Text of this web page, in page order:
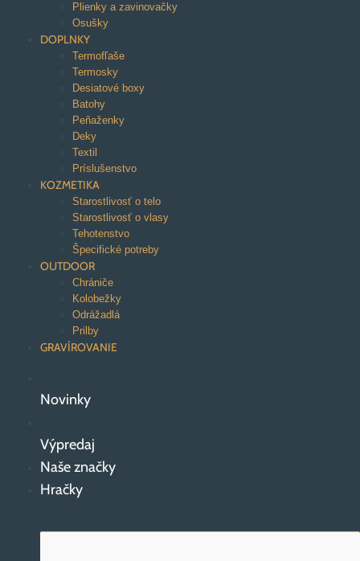
Plienky a zavinovačky
Osušky
DOPLNKY
Termofľaše
Termosky
Desiatové boxy
Batohy
Peňaženky
Deky
Textil
Príslušenstvo
KOZMETIKA
Starostlivosť o telo
Starostlivosť o vlasy
Tehotenstvo
Špecifické potreby
OUTDOOR
Chrániče
Kolobežky
Odrážadlá
Prilby
GRAVÍROVANIE
Novinky
Výpredaj
Naše značky
Hračky